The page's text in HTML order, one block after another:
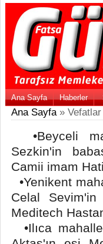
Ana Sayfa Haberler
Ana Sayfa» Vefatlar
•Beyceli
Sezkin'in
Camii imam
•Yenikent
Celal
Meditech
•Ilıca